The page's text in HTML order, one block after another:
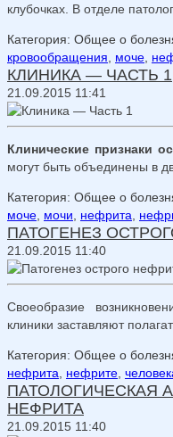
клу­бочках. В отделе
Категория: Общее о
кровообращения
моче
КЛИНИКА — ЧАСТЬ 1
21.09.2015 11:41
Клинические признаки
могут быть объединены в
Категория: Общее о
моче мочи нефрита
ПАТОГЕНЕЗ
21.09.2015 11:40
Своеобразие
клиники заставляют
Категория: Общее о
нефрита
нефрите
ПАТОЛОГИЧЕСКАЯ
НЕФРИТА
21.09.2015 11:40